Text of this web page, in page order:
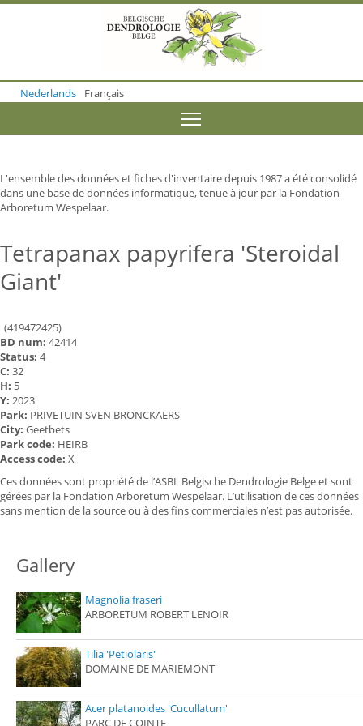
o
m
o
n
t
e
t
Nederlands Français
L'ensemble des données et fiches d'inventaire depuis 1987 a été consolidé
dans une base de données informatique, tenue à jour par la Fondation
Arboretum Wespelaar.
Tetrapanax papyrifera 'Steroidal
Giant'
(419472425)
BD num: 42414
Status: 4
C: 32
H: 5
Y: 2023
Park: PRIVETUIN SVEN BRONCKAERS
City: Geetbets
Park code: HEIRB
Access code: X
Ces données sont propriété de l’ASBL Belgische Dendrologie Belge et sont
gérées par la Fondation Arboretum Wespelaar. L’utilisation de ces données
sans mention de la source ou à des fins commerciales n’est pas autorisée.
Gallery
Magnolia fraseri
ARBORETUM ROBERT LENOIR
Tilia 'Petiolaris'
DOMAINE DE MARIEMONT
Acer platanoides 'Cucullatum'
PARC DE COINTE